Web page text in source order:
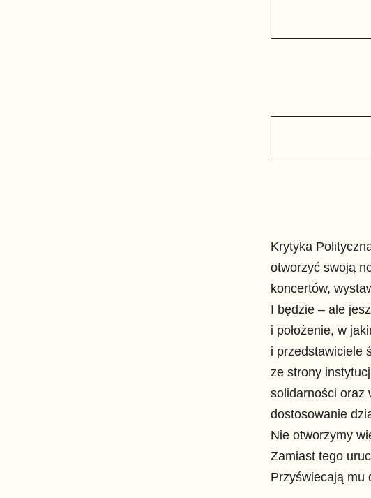
Krytyka
otworzyć swoją
koncertów,
I będzie – ale
i położenie, w
i przedstawiciele
ze strony
solidarności oraz
dostosowanie
Nie otworzymy
Zamiast tego
Przyświecają mu